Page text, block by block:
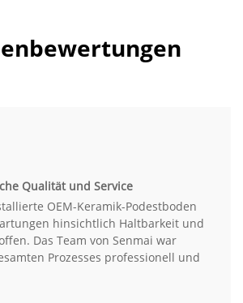
Qualität und Service
OEM-Keramik-Podestboden
hinsichtlich Haltbarkeit und
Das Team von Senmai war
Prozesses professionell und